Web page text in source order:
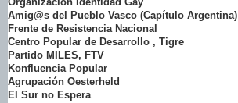
Amig@s del Pueblo Vasco (Capítulo Argentina)
Frente de Resistencia Nacional
Centro Popular de Desarrollo , Tigre
Partido MILES, FTV
Konfluencia Popular
Agrupación Oesterheld
El Sur no Espera